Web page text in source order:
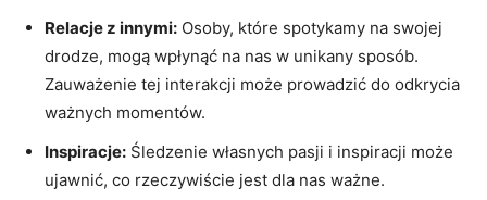
Relacje​ z ⁤innymi: Osoby, które spotykamy na swojej
drodze,⁤ mogą wpłynąć na nas w⁣ unikany sposób.
Zauważenie tej interakcji może prowadzić do odkrycia
ważnych momentów.
Inspiracje: Śledzenie własnych pasji i inspiracji może
ujawnić, co rzeczywiście jest ⁣dla nas ważne.